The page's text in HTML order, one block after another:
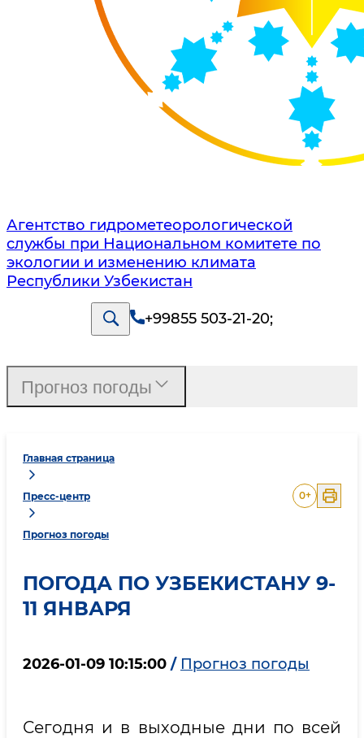
Агентство гидрометеорологической
службы при Национальном комитете по
экологии и изменению климата
Республики Узбекистан
+99855 503-21-20;
Главная страница
Пресс-центр
Прогноз погоды
0+
ПОГОДА ПО УЗБЕКИСТАНУ 9-
11 ЯНВАРЯ
2026-01-09 10:15:00 / Прогноз погоды
Сегодня и в выходные дни по всей
Прогноз погоды